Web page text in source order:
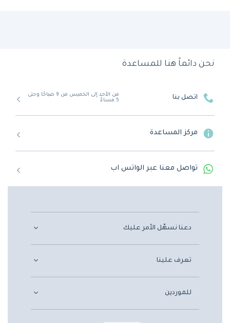
نحن دائماً هنا للمساعدة
اتصل بنا
من الأحد إلى الخميس من 9 صباحًا وحتى
5 مساءً
مركز المساعدة
تواصل معنا عبر الواتس اب
دعنا نسهّل الأمر عليك
تعرف علينا
للموردين